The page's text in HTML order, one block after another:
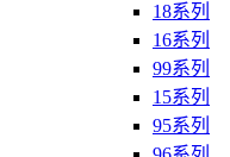
18系列
16系列
99系列
15系列
95系列